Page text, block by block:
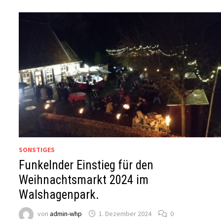
!!!
SONSTIGES
Funkelnder Einstieg für den
Weihnachtsmarkt 2024 im
Walshagenpark.
vonadmin-whp 1. Dezember 2024 0